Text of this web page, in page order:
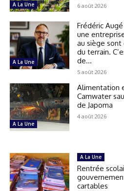
A La Une 6 août 2026
A La Une
Frédéric
une
au siège
du terrain.
de...
5 août 2026
A La Une
Alimentation
Camwater
de Japoma
4 août 2026
A La Une
Rentrée
cartables